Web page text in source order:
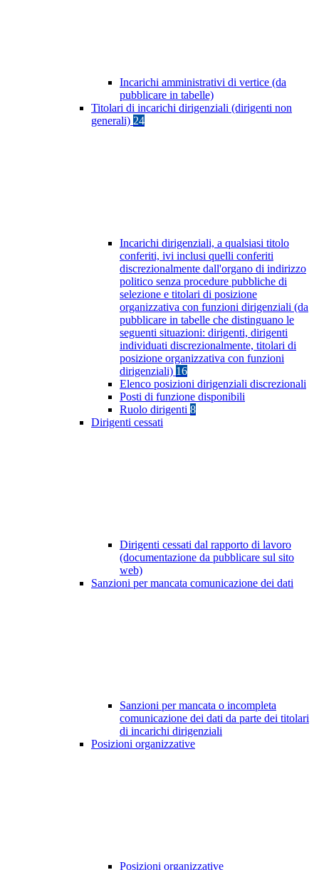
Incarichi amministrativi di vertice (da
pubblicare in tabelle)
Titolari di incarichi dirigenziali (dirigenti non
generali) 24
Incarichi dirigenziali, a qualsiasi titolo
conferiti, ivi inclusi quelli conferiti
discrezionalmente dall'organo di indirizzo
politico senza procedure pubbliche di
selezione e titolari di posizione
organizzativa con funzioni dirigenziali (da
pubblicare in tabelle che distinguano le
seguenti situazioni: dirigenti, dirigenti
individuati discrezionalmente, titolari di
posizione organizzativa con funzioni
dirigenziali) 16
Elenco posizioni dirigenziali discrezionali
Posti di funzione disponibili
Ruolo dirigenti 8
Dirigenti cessati
Dirigenti cessati dal rapporto di lavoro
(documentazione da pubblicare sul sito
web)
Sanzioni per mancata comunicazione dei dati
Sanzioni per mancata o incompleta
comunicazione dei dati da parte dei titolari
di incarichi dirigenziali
Posizioni organizzative
Posizioni organizzative